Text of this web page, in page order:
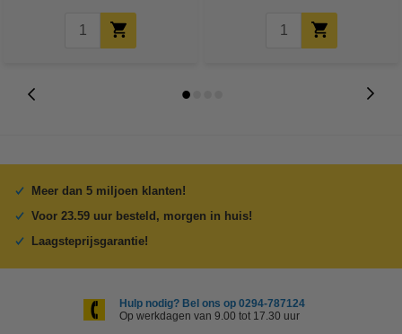
Meer dan 5 miljoen klanten!
Voor 23.59 uur besteld, morgen in huis!
Laagsteprijsgarantie!
Hulp nodig? Bel ons op 0294-787124
Op werkdagen van 9.00 tot 17.30 uur